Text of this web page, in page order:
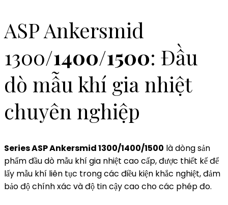
ASP Ankersmid
1300/1400/1500: Đầu
dò mẫu khí gia nhiệt
chuyên nghiệp
Series ASP Ankersmid 1300/1400/1500 là dòng sản
phẩm đầu dò mẫu khí gia nhiệt cao cấp, được thiết kế để
lấy mẫu khí liên tục trong các điều kiện khắc nghiệt, đảm
bảo độ chính xác và độ tin cậy cao cho các phép đo.